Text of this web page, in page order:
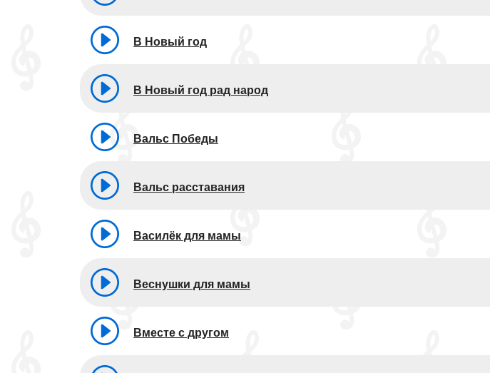
В Новый год
В Новый год рад народ
Вальс Победы
Вальс расставания
Василёк для мамы
Веснушки для мамы
Вместе с другом